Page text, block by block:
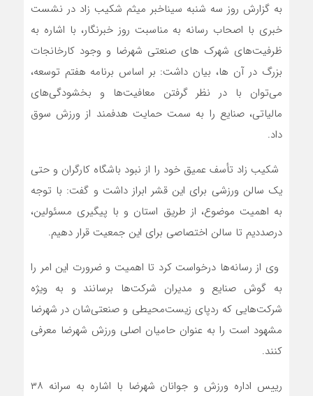
به گزارش روز سه شنبه سیناخبر میثم شکیب زاد در نشست
خبری با اصحاب رسانه به مناسبت روز خبرنگار، با اشاره به
ظرفیت‌های شهرک های صنعتی شهرضا و وجود کارخانجات
بزرگ در آن ها، بیان داشت: بر اساس برنامه هفتم توسعه،
می‌توان با در نظر گرفتن معافیت‌ها و بخشودگی‌های
مالیاتی، صنایع را به سمت حمایت هدفمند از ورزش سوق
داد.
شکیب زاد تأسف عمیق خود را از نبود باشگاه کارگران و حتی
یک سالن ورزشی برای این قشر ابراز داشت و گفت: با توجه
به اهمیت موضوع، از طریق استان و با پیگیری مسئولین،
درصددیم تا سالن اختصاصی برای این جمعیت قرار دهیم.
وی از رسانه‌ها درخواست کرد تا اهمیت و ضرورت این امر را
به گوش صنایع و مدیران شرکت‌ها برسانند و به ویژه
شرکت‌هایی که ردپای زیست‌محیطی و صنعتی‌شان در شهرضا
مشهود است را به عنوان حامیان اصلی ورزش شهرضا معرفی
کنند.
رییس اداره ورزش و جوانان شهرضا با اشاره به سرانه ۳۸